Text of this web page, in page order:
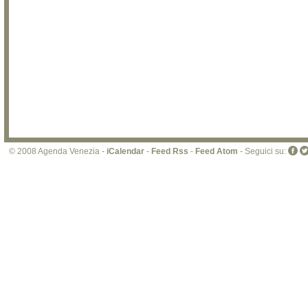
© 2008 Agenda Venezia - iCalendar - Feed Rss - Feed Atom - Seguici su: